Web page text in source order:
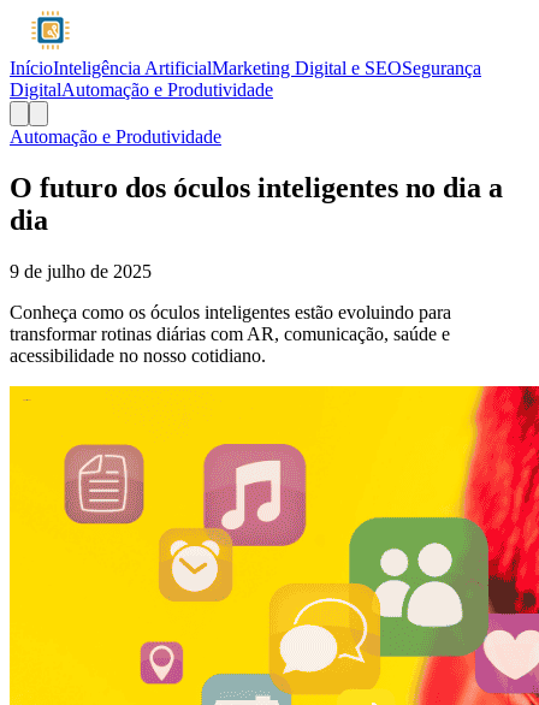
InícioInteligência ArtificialMarketing Digital e SEOSegurança
DigitalAutomação e Produtividade
Automação e Produtividade
O futuro dos óculos inteligentes no dia a
dia
9 de julho de 2025
Conheça como os óculos inteligentes estão evoluindo para
transformar rotinas diárias com AR, comunicação, saúde e
acessibilidade no nosso cotidiano.